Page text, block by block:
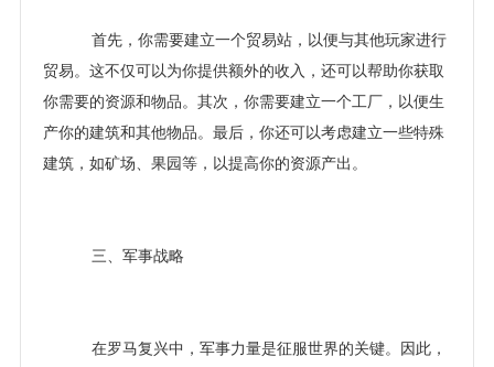
首先，你需要建立一个贸易站，以便与其他玩家进行
贸易。这不仅可以为你提供额外的收入，还可以帮助你获取
你需要的资源和物品。其次，你需要建立一个工厂，以便生
产你的建筑和其他物品。最后，你还可以考虑建立一些特殊
建筑，如矿场、果园等，以提高你的资源产出。
三、军事战略
在罗马复兴中，军事力量是征服世界的关键。因此，